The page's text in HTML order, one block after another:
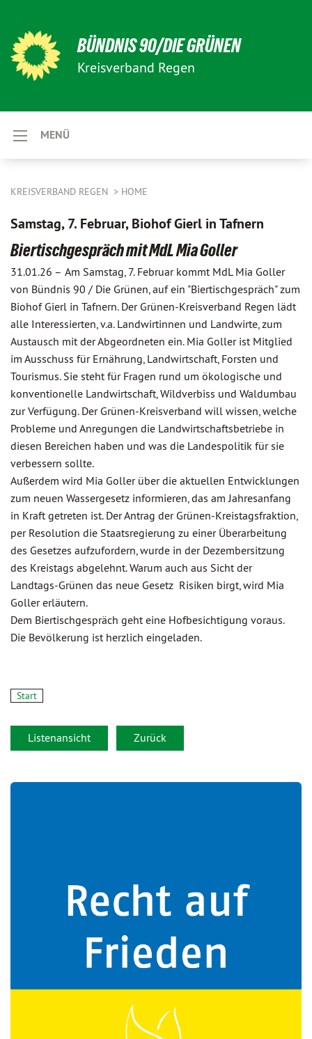
BÜNDNIS 90/DIE GRÜNEN
Kreisverband Regen
MENÜ
KREISVERBAND REGEN HOME
Samstag, 7. Februar, Biohof Gierl in Tafnern
Biertischgespräch mit MdL Mia Goller
31.01.26 – Am Samstag, 7. Februar kommt MdL Mia Goller
von Bündnis 90 / Die Grünen, auf ein "Biertischgespräch" zum
Biohof Gierl in Tafnern. Der Grünen-Kreisverband Regen lädt
alle Interessierten, v.a. Landwirtinnen und Landwirte, zum
Austausch mit der Abgeordneten ein. Mia Goller ist Mitglied
im Ausschuss für Ernährung, Landwirtschaft, Forsten und
Tourismus. Sie steht für Fragen rund um ökologische und
konventionelle Landwirtschaft, Wildverbiss und Waldumbau
zur Verfügung. Der Grünen-Kreisverband will wissen, welche
Probleme und Anregungen die Landwirtschaftsbetriebe in
diesen Bereichen haben und was die Landespolitik für sie
verbessern sollte.
Außerdem wird Mia Goller über die aktuellen Entwicklungen
zum neuen Wassergesetz informieren, das am Jahresanfang
in Kraft getreten ist. Der Antrag der Grünen-Kreistagsfraktion,
per Resolution die Staatsregierung zu einer Überarbeitung
des Gesetzes aufzufordern, wurde in der Dezembersitzung
des Kreistags abgelehnt. Warum auch aus Sicht der
Landtags-Grünen das neue Gesetz Risiken birgt, wird Mia
Goller erläutern.
Dem Biertischgespräch geht eine Hofbesichtigung voraus.
Die Bevölkerung ist herzlich eingeladen.
Start
Listenansicht Zurück